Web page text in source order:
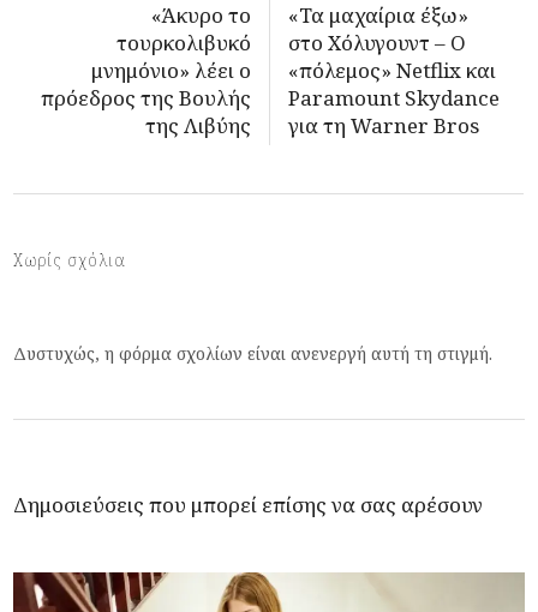
«Άκυρο το
τουρκολιβυκό
μνημόνιο» λέει ο
πρόεδρος της Βουλής
της Λιβύης
«Τα μαχαίρια έξω»
στο Χόλυγουντ – Ο
«πόλεμος» Netflix και
Paramount Skydance
για τη Warner Bros
Χωρίς σχόλια
Δυστυχώς, η φόρμα σχολίων είναι ανενεργή αυτή τη στιγμή.
Δημοσιεύσεις που μπορεί επίσης να σας αρέσουν